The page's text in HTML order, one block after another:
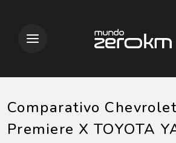
Comparativo
Premiere X TOYOTA